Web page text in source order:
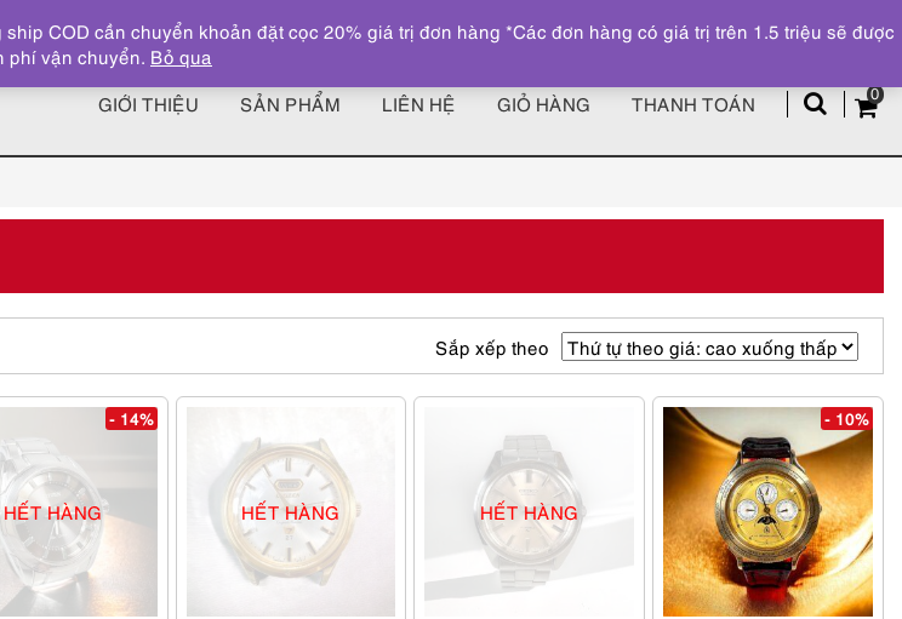
z
0
GIỚI THIỆU SẢN PHẨM LIÊN HỆ GIỎ HÀNG THANH TOÁN
Sắp xếp theo
HẾT HÀNG
- 14%
HẾT HÀNG HẾT HÀNG
- 10%
COD cần chuyển khoản đặt cọc 20% giá trị đơn hàng *Các đơn hàng có giá trị trên 1.5 triệu sẽ được
phí vận chuyển. Bỏ qua